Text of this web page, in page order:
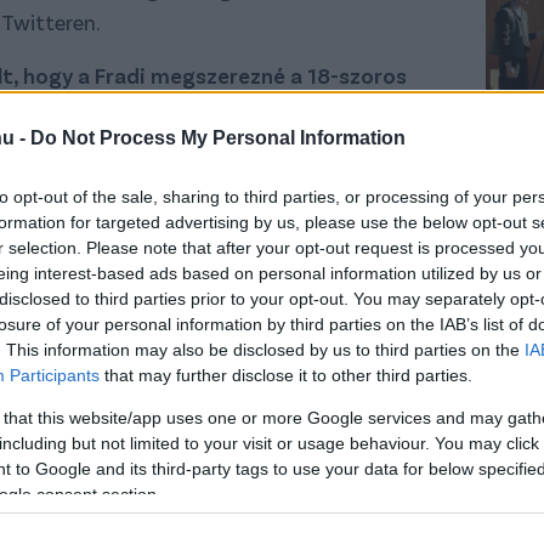
- Do Not Process My Personal Information
opt-out of the sale, sharing to third parties, or processing of your
for targeted advertising by us, please use the below opt-out
selection. Please note that after your opt-out request is processed
interest-based ads based on personal information utilized by us
to third parties prior to your opt-out. You may separately
of your personal information by third parties on the IAB’s list of
This information may also be disclosed by us to third parties on the
Participants that may further disclose it to other third parties.
that this website/app uses one or more Google services and may
but not limited to your visit or usage behaviour. You may
to Google and its third-party tags to use your data for below
consent section.
hogy a Fradi megszerezné a 18-szoros
tárgyalnak is a lehetséges érkezéséről.
fehéreknél, először még
majd az FTC már tárgyalt is a
Boli-Ángelo Sagalcserét illetően, de akkor
és a visszalépést követően
vannak a felek.
is bevethető Sagal ebben a szezonban
gólpasszt jegyzett a török élvonalban.
a mexikói Juárez és Pachuca, valamint
is. A támadó 18 alkalommal
lépett a 2019-es Copa Américán is, ahol
Arturo Vidallalrohamozták az ellenfél